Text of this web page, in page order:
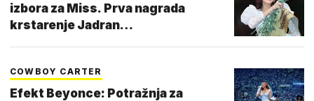
izbora za Miss. Prva nagrada
krstarenje Jadran…
COWBOY CARTER
Efekt Beyonce: Potražnja za